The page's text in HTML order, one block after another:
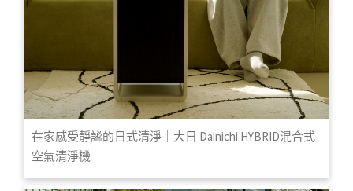
在家感受靜謐的日式清淨｜大日 Dainichi HYBRID混合式
空氣清淨機